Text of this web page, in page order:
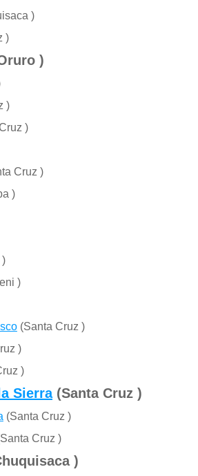
)
)
)
)
)
Cruz )
)
)
(Santa Cruz )
)
)
Sierra(Santa Cruz )
(Santa Cruz )
Cruz )
)